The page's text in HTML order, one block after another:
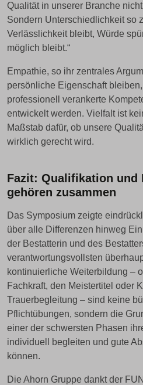
Qualität in unserer Branche
Sondern Unterschiedlichkeit so
Verlässlichkeit bleibt, Würde
möglich bleibt.“
Empathie, so ihr zentrales
persönliche Eigenschaft
professionell verankerte
entwickelt werden. Vielfalt ist
Maßstab dafür, ob unsere
wirklich gerecht wird.
Fazit: Qualifikation und
gehören zusammen
Das Symposium zeigte
über alle Differenzen hinweg
der Bestatterin und des
verantwortungsvollsten
kontinuierliche Weiterbildung –
Fachkraft, den Meistertitel oder
Trauerbegleitung – sind keine
Pflichtübungen, sondern die
einer der schwersten Phasen
individuell begleiten und gute
können.
Die Ahorn Gruppe dankt der